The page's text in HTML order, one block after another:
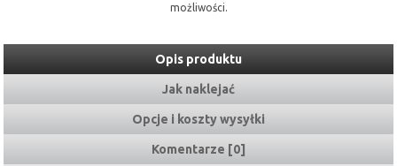
możliwości.
Opis produktu
Jak naklejać
Opcje i koszty wysyłki
Komentarze [0]